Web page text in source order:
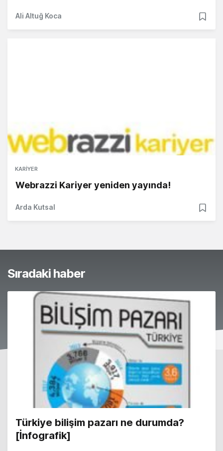
Ali Altuğ Koca
KARIYER
Webrazzi Kariyer yeniden yayında!
Arda Kutsal
Sıradaki haber
Türkiye bilişim pazarı ne durumda?
[İnfografik]